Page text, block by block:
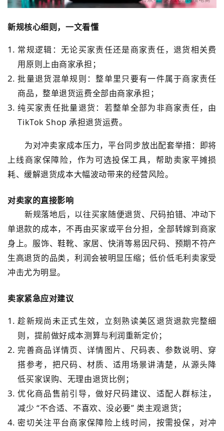
新规核心细则，一文看懂
常规逻辑：无论买家责任还是商家责任，退货相关费
用原则上由商家承担 ；
批量退货混单规则：整单里只要有一件属于商家责任
商品，整单退货运费全部由商家承担；
纯买家责任批量退货：若整单全部为非商家责任， 由
TikTok Shop 承担退货运费。
为对冲卖家成本压力，平台同步放出配套举措： 即将
上线商家保障险，作为可选投保工具，帮助卖家平摊损
耗、缓解退货成本大幅波动带来的经营风险。
对卖家的直接影响
新规落地后，以往买家随便退货、尺码拍错、冲动下
单退款的成本，不再由买家或平台分担，全部转嫁到商家
身上。服饰、鞋靴、家居、快消等易因尺码、预期不符产
生高退货的品类，利润会被明显压缩；低价低毛利卖家受
冲击尤为明显。
卖家紧急应对建议
趁新规尚未正式生效，立刻熟读美区退货退款完整细
则，提前做好成本测算与利润重新定价；
完善商品详情页、详情图片、尺码表、参数说明、穿
搭参考， 把尺码、材质、适用场景讲清楚，从源头降
低买家误购、无理由退货比例；
优化商品售前引导，做好尺码建议、适配人群标注，
减少 “不合适、不喜欢、没必要” 类主观退货；
密切关注平台商家保障险上线时间，按需投保，对冲